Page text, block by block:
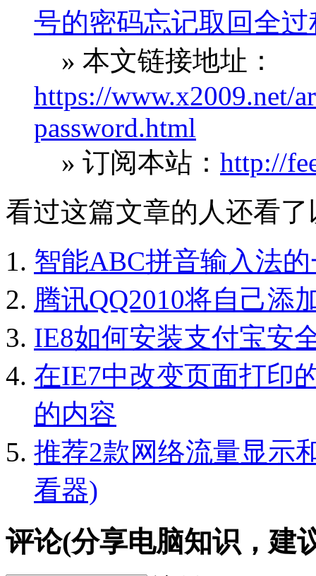
号的密码忘记取回全过
» 本文链接地址：
https://www.x2009.net/
password.html
» 订阅本站： http://
看过这篇文章的人还看
智能ABC拼音输入法
腾讯QQ2010将自己添
IE8如何安装支付宝安
在IE7中改变页面打印
的内容
推荐2款网络流量显示
看器)
评论(分享电脑知识，建